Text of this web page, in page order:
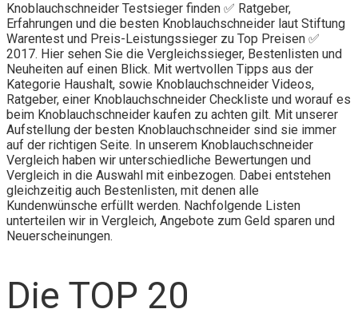
Knoblauchschneider Testsieger finden ✅ Ratgeber,
Erfahrungen und die besten Knoblauchschneider laut Stiftung
Warentest und Preis-Leistungssieger zu Top Preisen ✅
2017. Hier sehen Sie die Vergleichssieger, Bestenlisten und
Neuheiten auf einen Blick. Mit wertvollen Tipps aus der
Kategorie Haushalt, sowie Knoblauchschneider Videos,
Ratgeber, einer Knoblauchschneider Checkliste und worauf es
beim Knoblauchschneider kaufen zu achten gilt. Mit unserer
Aufstellung der besten Knoblauchschneider sind sie immer
auf der richtigen Seite. In unserem Knoblauchschneider
Vergleich haben wir unterschiedliche Bewertungen und
Vergleich in die Auswahl mit einbezogen. Dabei entstehen
gleichzeitig auch Bestenlisten, mit denen alle
Kundenwünsche erfüllt werden. Nachfolgende Listen
unterteilen wir in Vergleich, Angebote zum Geld sparen und
Neuerscheinungen.
Die TOP 20